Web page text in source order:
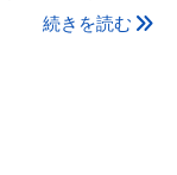
続きを読む